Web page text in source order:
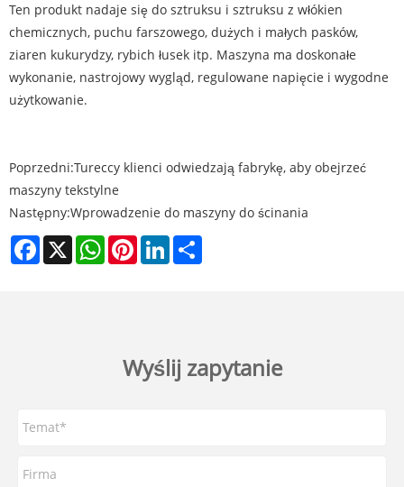
Ten produkt nadaje się do sztruksu i sztruksu z włókien
chemicznych, puchu farszowego, dużych i małych pasków,
ziaren kukurydzy, rybich łusek itp. Maszyna ma doskonałe
wykonanie, nastrojowy wygląd, regulowane napięcie i wygodne
użytkowanie.
Poprzedni:Tureccy klienci odwiedzają fabrykę, aby obejrzeć
maszyny tekstylne
Następny:Wprowadzenie do maszyny do ścinania
Facebook
X WhatsAppPinterestLinkedIn
Wyślij zapytanie